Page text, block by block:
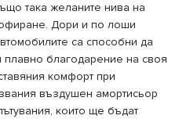
така желаните нива на
Дори и по лоши
са способни да
плавно благодарение на своя
комфорт при
въздушен амортисьор
които ще бъдат